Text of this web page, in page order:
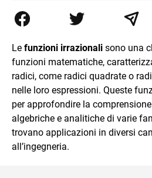
Tommaso Gulli. Ho
Relazioni Internazionali a
commercialisti sono stato
covid nella classe di
conseguito l'abilitazione a
entrato di ruolo nel 2023
Le funzioni irrazionali sono una
funzioni matematiche,
radici, come radici quadrate o
nelle loro espressioni. Queste
per approfondire la
algebriche e analitiche di varie
trovano applicazioni in diversi
all’ingegneria.